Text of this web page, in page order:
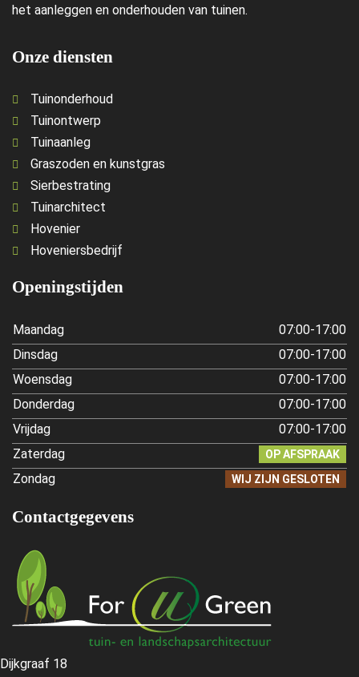
het aanleggen en onderhouden van tuinen.
Onze diensten
Tuinonderhoud
Tuinontwerp
Tuinaanleg
Graszoden en kunstgras
Sierbestrating
Tuinarchitect
Hovenier
Hoveniersbedrijf
Openingstijden
Maandag
07:00-17:00
Dinsdag
07:00-17:00
Woensdag
07:00-17:00
Donderdag
07:00-17:00
Vrijdag
07:00-17:00
Zaterdag
OP AFSPRAAK
Zondag WIJ ZIJN GESLOTEN
Contactgegevens
Dijkgraaf 18